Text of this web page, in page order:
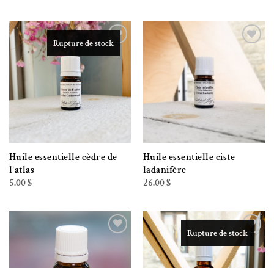
Ajouter à la liste de souhaits
Rupture de stock
Huile essentielle cèdre de
l’atlas
5.00$
Ajouter à la liste de souhaits
Huile essentielle ciste
ladanifère
26.00$
Ajouter à la liste de souhaits Ajouter à la liste de souhaits
Rupture de stock